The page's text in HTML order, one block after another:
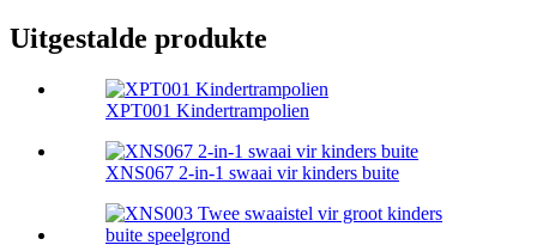
Uitgestalde produkte
XPT001 Kindertrampolien
XNS067 2-in-1 swaai vir kinders buite